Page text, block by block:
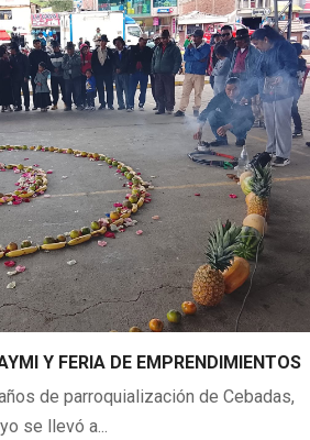
Y FERIA DE EMPRENDIMIENTOS
de parroquialización de Cebadas,
se llevó a...